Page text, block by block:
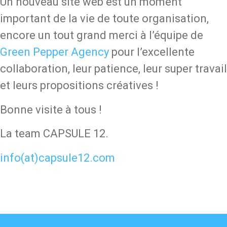
important de la vie de toute organisation,
encore un tout grand merci à l’équipe de
Green Pepper Agency pour l’excellente
collaboration, leur patience, leur super travail
et leurs propositions créatives !
Bonne visite à tous !
La team CAPSULE 12.
info(at)capsule12.com